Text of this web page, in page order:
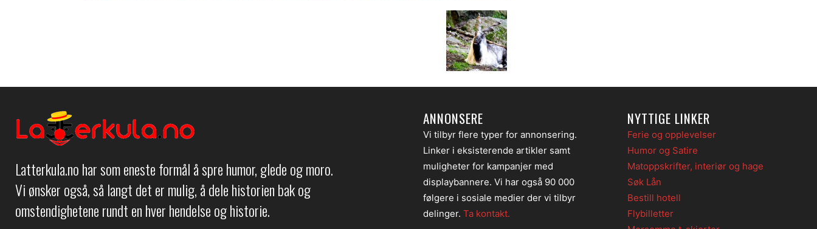
Latterkula.no har som eneste formål å spre humor, glede og moro.
Vi ønsker også, så langt det er mulig, å dele historien bak og
omstendighetene rundt en hver hendelse og historie.
ANNONSERE
Vi tilbyr flere typer for annonsering.
Linker i eksisterende artikler samt
muligheter for kampanjer med
displaybannere. Vi har også 90 000
følgere i sosiale medier der vi tilbyr
delinger. Ta kontakt.
NYTTIGE LINKER
Ferie og opplevelser
Humor og Satire
Matoppskrifter, interiør og hage
Søk Lån
Bestill hotell
Flybilletter